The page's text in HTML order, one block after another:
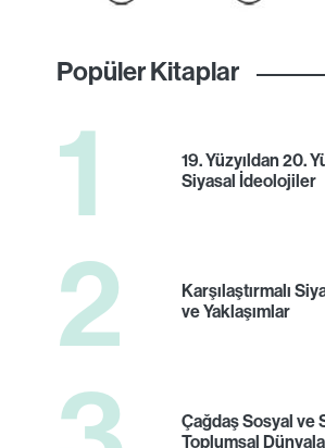
Popüler Kitaplar
1
19. Yüzyıldan 20.
Siyasal İdeolojiler
2
Karşılaştırmalı
ve Yaklaşımlar
Çağdaş Sosyal ve
Toplumsal